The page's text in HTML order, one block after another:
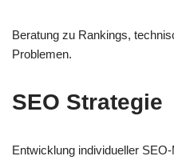
Beratung zu Rankings,
Problemen.
SEO Strategie
Entwicklung individueller